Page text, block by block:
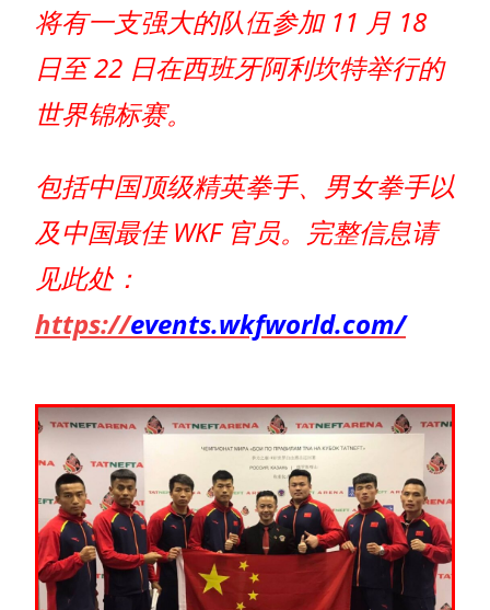
将有一支强大的队伍参加 11 月 18
日至 22 日在西班牙阿利坎特举行的
世界锦标赛。
包括中国顶级精英拳手、男女拳手以
及中国最佳 WKF 官员。完整信息请
见此处：
https://events.wkfworld.com/